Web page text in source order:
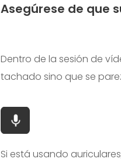
Asegúrese de que
Dentro de la sesión de
tachado sino que se
Si está usando